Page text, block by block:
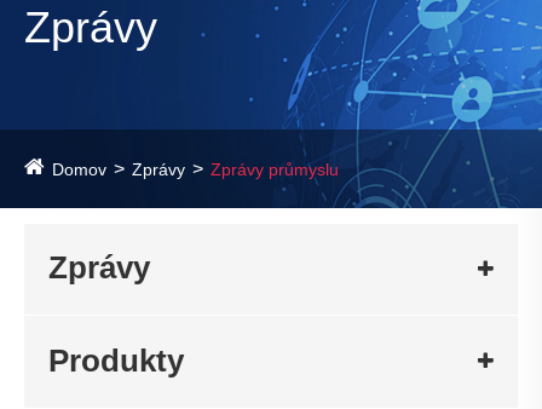
Zprávy
Domov Zprávy Zprávy průmyslu
Zprávy
Produkty